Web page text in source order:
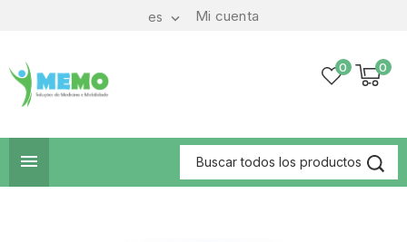
Mi cuenta
es 
0
0
